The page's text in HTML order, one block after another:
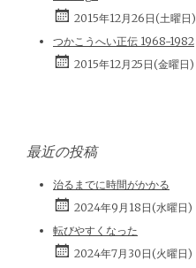
2015年12月26日(土曜日)
つかこうへい正伝 1968-1982
2015年12月25日(金曜日)
最近の投稿
治るまでに時間がかかる
2024年9月18日(水曜日)
転びやすくなった
2024年7月30日(火曜日)